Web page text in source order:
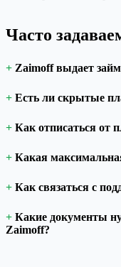
Часто
Zaimоff выдает
Есть ли скрытые
Как отписаться от
Какая
Как связаться с
Какие документы
Zaimоff?